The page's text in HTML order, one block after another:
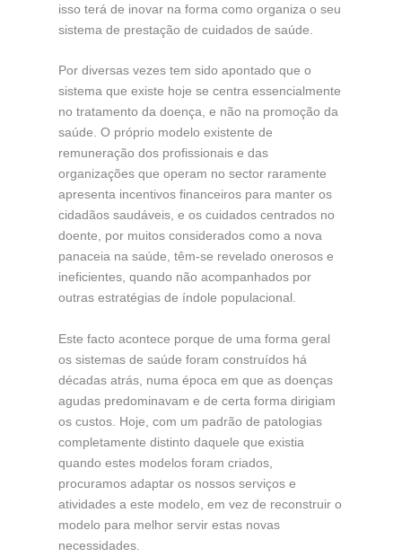
isso terá de inovar na forma como organiza o seu
sistema de prestação de cuidados de saúde.
Por diversas vezes tem sido apontado que o
sistema que existe hoje se centra essencialmente
no tratamento da doença, e não na promoção da
saúde. O próprio modelo existente de
remuneração dos profissionais e das
organizações que operam no sector raramente
apresenta incentivos financeiros para manter os
cidadãos saudáveis, e os cuidados centrados no
doente, por muitos considerados como a nova
panaceia na saúde, têm-se revelado onerosos e
ineficientes, quando não acompanhados por
outras estratégias de índole populacional.
Este facto acontece porque de uma forma geral
os sistemas de saúde foram construídos há
décadas atrás, numa época em que as doenças
agudas predominavam e de certa forma dirigiam
os custos. Hoje, com um padrão de patologias
completamente distinto daquele que existia
quando estes modelos foram criados,
procuramos adaptar os nossos serviços e
atividades a este modelo, em vez de reconstruir o
modelo para melhor servir estas novas
necessidades.